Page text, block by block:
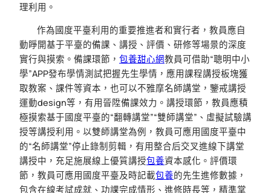
理利用。
作為國度平臺利用的重要推進者和實行者，教員應自
動睜開基于平臺的備課、講授、評價、研修等場景的深度
實行與摸索。備課環節， 包養甜心網教員可借助“聰明中小
學”APP發布學情測試把握先生學情，應用課程講授板塊獲
取教案、課件等資本，也可以不雅摩名師講堂，鑒戒講授
運動design等，有用晉陞備課效力。講授環節，教員應積
極摸索基于國度平臺的“翻轉講堂”“雙師講堂”、虛擬試驗講
授等講授利用。以雙師講堂為例，教員可應用國度平臺中
的“名師講堂”停止錄制剪輯，有用整合后交叉進線下講堂
講授中，充足施展線上優質講授包養資本感化。評價環
節，教員可應用國度平臺及時記載包養的先生進修數據，
包含在線考試成就、功課完成情形、進修時長等，精準掌